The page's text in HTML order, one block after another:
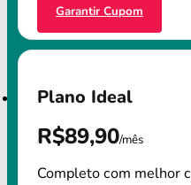
Garantir Cupom
Plano Ideal
R$89,90/mês
Completo com melhor